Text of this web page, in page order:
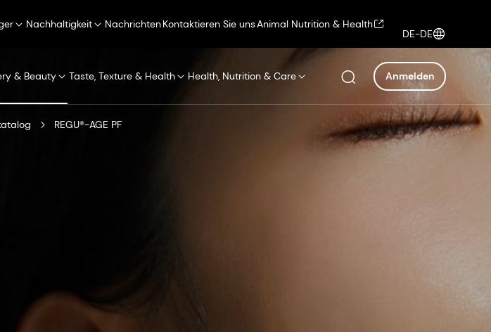
Nachhaltigkeit NachrichtenKontaktieren Sie unsAnimal Nutrition & Health
DE-DE
& Beauty Taste, Texture & Health Health, Nutrition & Care Anmelden
REGU®-AGE PF